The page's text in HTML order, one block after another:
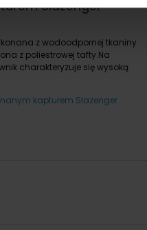
Slazenger
z wodoodpornej tkaniny
z poliestrowej tafty.Na
charakteryzuje się wysoką
kapturem Slazenger